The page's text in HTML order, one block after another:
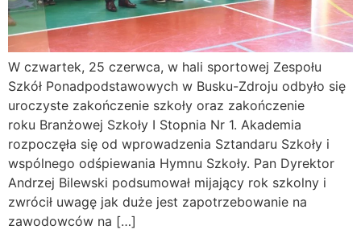
W czwartek, 25 czerwca, w hali sportowej Zespołu
Szkół Ponadpodstawowych w Busku-Zdroju odbyło się
uroczyste zakończenie szkoły oraz zakończenie
roku Branżowej Szkoły I Stopnia Nr 1. Akademia
rozpoczęła się od wprowadzenia Sztandaru Szkoły i
wspólnego odśpiewania Hymnu Szkoły. Pan Dyrektor
Andrzej Bilewski podsumował mijający rok szkolny i
zwrócił uwagę jak duże jest zapotrzebowanie na
zawodowców na […]